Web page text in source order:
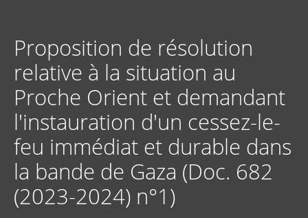
principal
Proposition de résolution
relative à la situation au
Proche Orient et demandant
l'instauration d'un cessez-le-
feu immédiat et durable dans
la bande de Gaza (Doc. 682
(2023-2024) n°1)